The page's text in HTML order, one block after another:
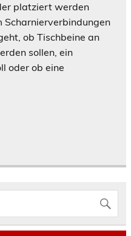
platziert werden
Scharnierverbindungen
ob Tischbeine an
sollen, ein
oder ob eine